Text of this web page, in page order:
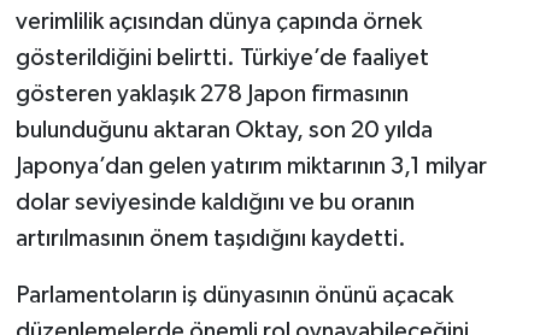
verimlilik açısından dünya çapında örnek
gösterildiğini belirtti. Türkiye’de faaliyet
gösteren yaklaşık 278 Japon firmasının
bulunduğunu aktaran Oktay, son 20 yılda
Japonya’dan gelen yatırım miktarının 3,1 milyar
dolar seviyesinde kaldığını ve bu oranın
artırılmasının önem taşıdığını kaydetti.
Parlamentoların iş dünyasının önünü açacak